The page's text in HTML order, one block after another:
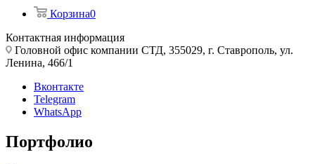
Корзина0
Контактная информация
Головной офис компании СТД, 355029, г. Ставрополь, ул.
Ленина, 466/1
Вконтакте
Telegram
WhatsApp
Портфолио